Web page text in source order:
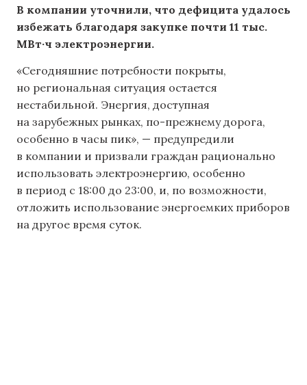
В компании уточнили, что дефицита удалось
избежать благодаря закупке почти 11 тыс.
МВт·ч электроэнергии.
«Сегодняшние потребности покрыты,
но региональная ситуация остается
нестабильной. Энергия, доступная
на зарубежных рынках, по-прежнему дорога,
особенно в часы пик», — предупредили
в компании и призвали граждан рационально
использовать электроэнергию, особенно
в период с 18:00 до 23:00, и, по возможности,
отложить использование энергоемких приборов
на другое время суток.